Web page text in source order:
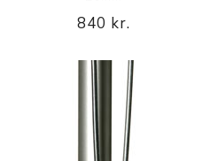
840 kr.